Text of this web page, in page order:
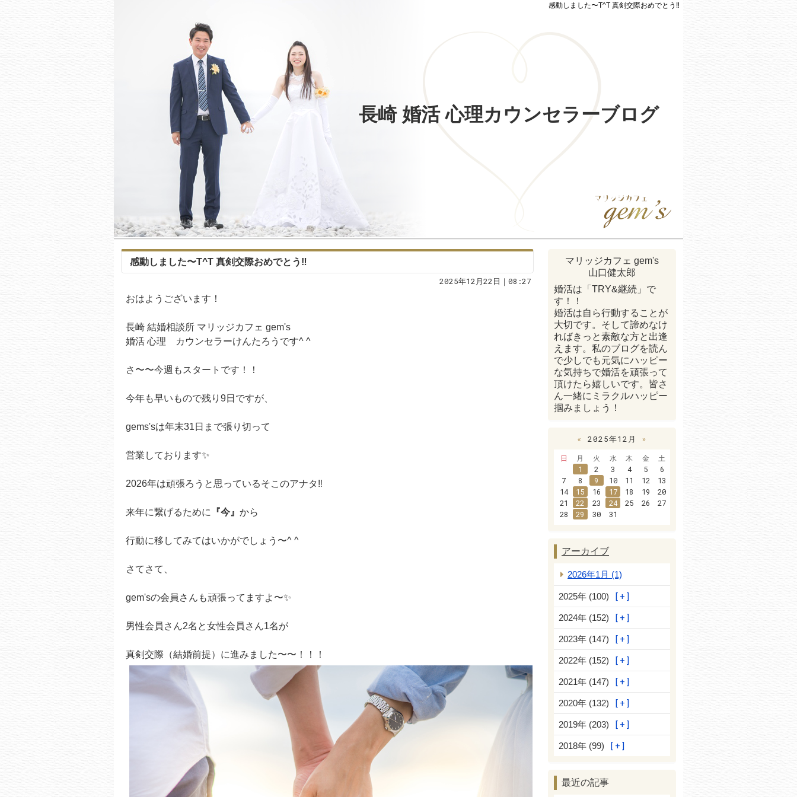
感動しました〜T^T 真剣交際おめでとう‼️
長崎 婚活 心理カウンセラーブログ
感動しました〜T^T 真剣交際おめでとう‼️
2025年12月22日｜08:27
おはようございます！
長崎 結婚相談所 マリッジカフェ gem's
婚活 心理 カウンセラーけんたろうです^ ^
さ〜〜今週もスタートです！！
今年も早いもので残り9日ですが、
gems'sは年末31日まで張り切って
営業しております✨
2026年は頑張ろうと思っているそこのアナタ‼️
来年に繋げるために 『今』 から
行動に移してみてはいかがでしょう〜^ ^
さてさて、
gem'sの会員さんも頑張ってますよ〜✨
男性会員さん2名と女性会員さん1名が
真剣交際（結婚前提）に進みました〜〜！！！
マリッジカフェ gem's
山口健太郎
婚活は「TRY&継続」で
す！！
婚活は自ら行動することが
大切です。そして諦めなけ
ればきっと素敵な方と出逢
えます。私のブログを読ん
で少しでも元気にハッピー
な気持ちで婚活を頑張って
頂けたら嬉しいです。皆さ
ん一緒にミラクルハッピー
掴みましょう！
« 2025年12月
»
日
月 火 水 木 金
土
1
2 3 4 5
6
7
8 9 10 11 12
13
14
15 16 17 18 19
20
21
22 23 24 25 26
27
28
29 30 31
アーカイブ
2026年1月 (1)
2025年 (100)
2024年 (152)
2023年 (147)
2022年 (152)
2021年 (147)
2020年 (132)
2019年 (203)
2018年 (99)
最近の記事